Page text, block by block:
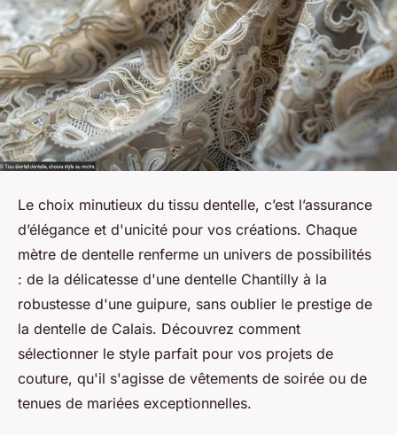
Le choix minutieux du tissu dentelle, c’est l’assurance
d’élégance et d'unicité pour vos créations. Chaque
mètre de dentelle renferme un univers de possibilités
: de la délicatesse d'une dentelle Chantilly à la
robustesse d'une guipure, sans oublier le prestige de
la dentelle de Calais. Découvrez comment
sélectionner le style parfait pour vos projets de
couture, qu'il s'agisse de vêtements de soirée ou de
tenues de mariées exceptionnelles.